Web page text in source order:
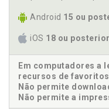
Salvador, p. 21
Carta de Teresina.
Condomínio. Água,
caso dos
Constituição.
Consumo. Bens de
Android 15 ou
iOS 18 ou posterior
Em computadores a
recursos de
Não permite
Não permite a